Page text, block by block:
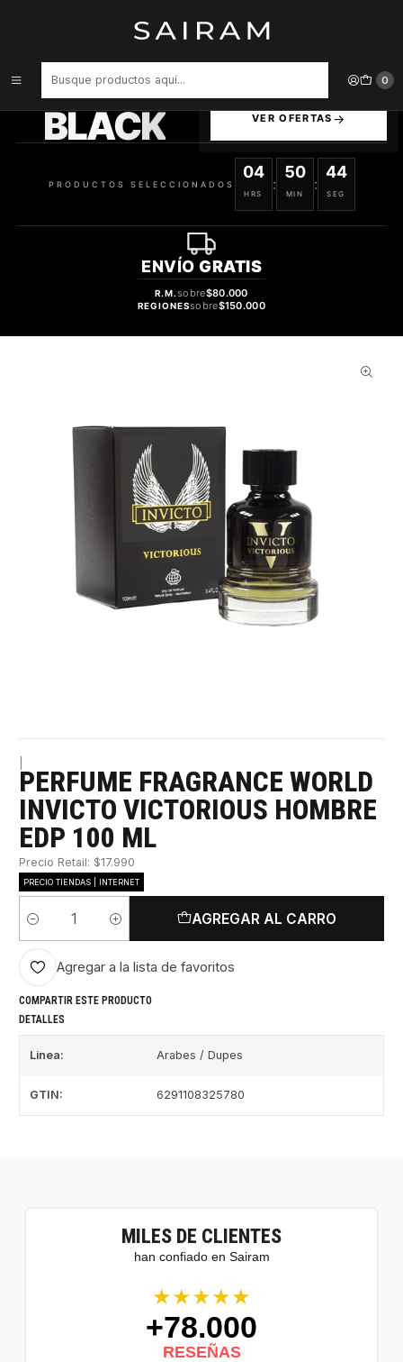
0
PERFUME FRAGRANCE WORLD INVICTO VICTORIOUS HOMBRE EDP
BLACK VER OFERTAS
PRODUCTOS SELECCIONADOS
04
HRS
:
50
MIN
:
44
SEG
ENVÍO GRATIS
R.M.sobre$80.000
REGIONESsobre$150.000
PERFUME FRAGRANCE WORLD
INVICTO VICTORIOUS HOMBRE
EDP 100 ML
Precio Retail: $17.990
PRECIO TIENDAS | INTERNET
Cantidad
AGREGAR AL CARRO
Agregar a la lista de favoritos
COMPARTIR ESTE PRODUCTO
DETALLES
Linea: Arabes / Dupes
GTIN: 6291108325780
MILES DE CLIENTES
han confiado en Sairam
★★★★★
+78.000
RESEÑAS